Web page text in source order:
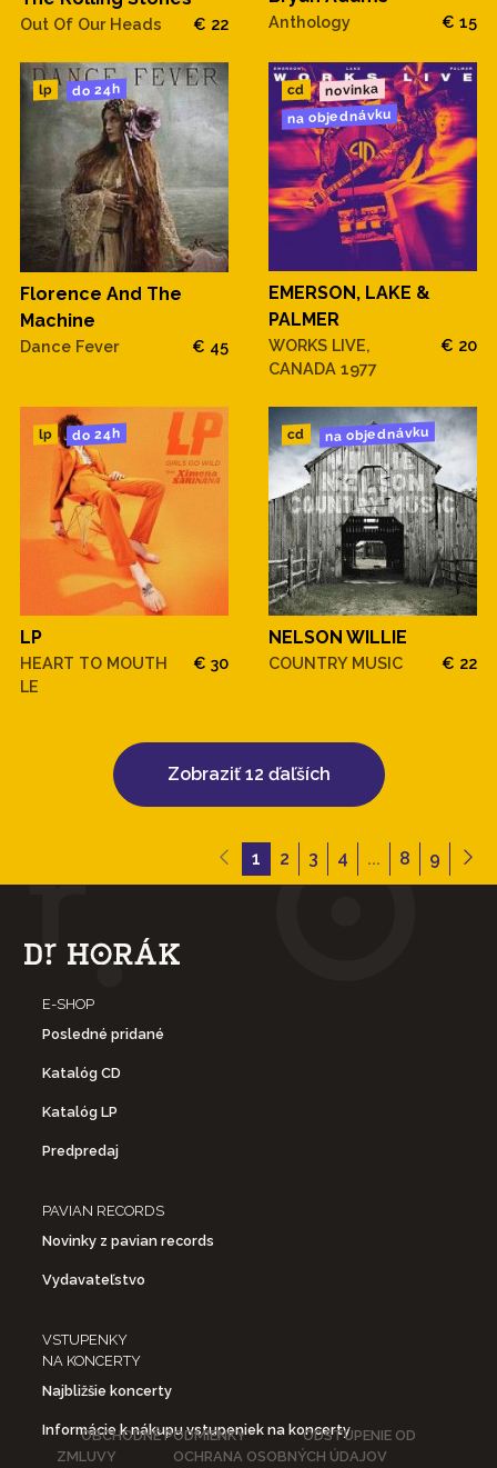
Out Of Our Heads € 22 Anthology € 15
lp do 24h
Florence And The
Machine
Dance Fever € 45
cd novinka
na objednávku
EMERSON, LAKE &
PALMER
WORKS LIVE,
CANADA 1977
€ 20
lp do 24h
LP
HEART TO MOUTH
LE
€ 30
cd na objednávku
NELSON WILLIE
COUNTRY MUSIC € 22
Zobraziť 12 ďaľších
1 2 3 4 ... 8 9
E-SHOP
Posledné pridané
Katalóg CD
Katalóg LP
Predpredaj
PAVIAN RECORDS
Novinky z pavian records
Vydavateľstvo
VSTUPENKY
NA KONCERTY
Najbližšie koncerty
Informácie k nákupu vstupeniek na koncerty
OBCHODNÉ PODMIENKY
ODSTÚPENIE OD
ZMLUVY
OCHRANA OSOBNÝCH ÚDAJOV